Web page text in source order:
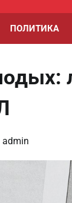
ПОЛИТИКА
admin